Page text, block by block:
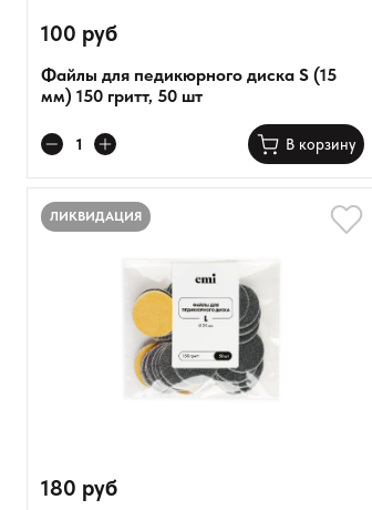
100 руб
Файлы для педикюрного диска S (15
мм) 150 гритт, 50 шт
В корзину
ЛИКВИДАЦИЯ
180 руб